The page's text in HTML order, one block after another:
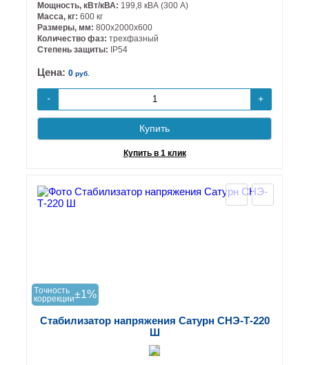
Мощность, кВт/кВА: 199,8 кВА (300 А)
Масса, кг: 600 кг
Размеры, мм: 800х2000х600
Количество фаз: трехфазный
Степень защиты:
IP54
Цена: 0 руб.
- +
Купить
Купить в 1 клик
Tочность
коррекции±1%
Стабилизатор напряжения Сатурн СНЭ-Т-220
Ш